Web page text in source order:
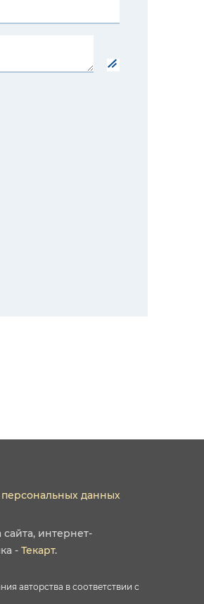
данных
сайта, интернет-
- Текарт.
авторства в соответствии с